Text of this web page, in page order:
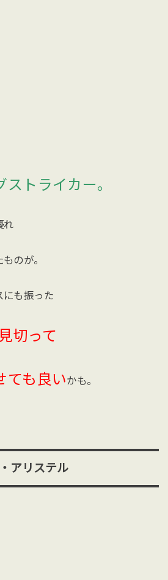
トライカー。
れ
のが。
にも振った
切って
ても良いかも。
アリステル